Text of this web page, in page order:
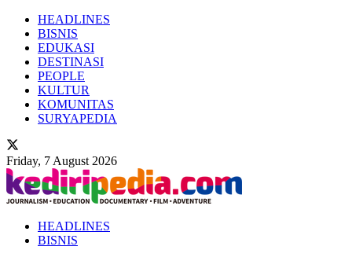
HEADLINES
BISNIS
EDUKASI
DESTINASI
PEOPLE
KULTUR
KOMUNITAS
SURYAPEDIA
Friday, 7 August 2026
HEADLINES
BISNIS